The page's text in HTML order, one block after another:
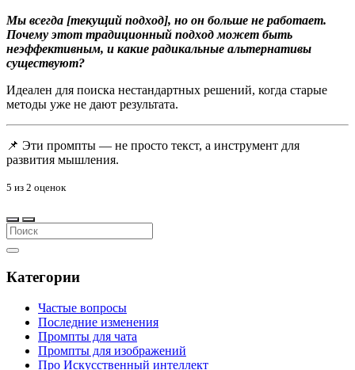
Мы всегда [текущий подход], но он больше не работает.
Почему этот традиционный подход может быть
неэффективным, и какие радикальные альтернативы
существуют?
Идеален для поиска нестандартных решений, когда старые
методы уже не дают результата.
📌 Эти промпты — не просто текст, а инструмент для
развития мышления.
5 из 2 оценок
Категории
Частые вопросы
Последние изменения
Промпты для чата
Промпты для изображений
Про Искусственный интеллект